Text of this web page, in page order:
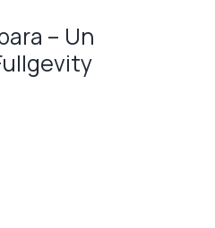
– Un